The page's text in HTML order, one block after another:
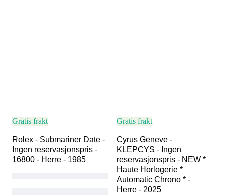
Gratis frakt
Rolex - Submariner Date -
Ingen reservasjonspris -
16800 - Herre - 1985
Gratis frakt
Cyrus Geneve -
KLEPCYS - Ingen
reservasjonspris - NEW *
Haute Horlogerie *
Automatic Chrono * -
Herre - 2025